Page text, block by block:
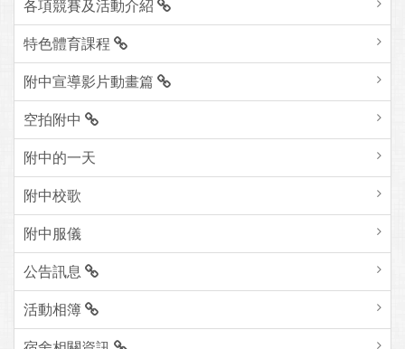
各項競賽及活動介紹
特色體育課程
附中宣導影片動畫篇
空拍附中
附中的一天
附中校歌
附中服儀
公告訊息
活動相簿